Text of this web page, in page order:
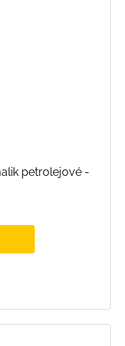
petrolejové -